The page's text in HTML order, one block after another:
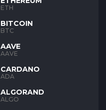
ETH
BITCOIN
BTC
AAVE
AAVE
CARDANO
ADA
ALGORAND
ALGO